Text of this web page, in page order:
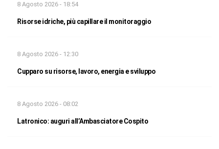
8 Agosto 2026 - 18:54
Risorse idriche, più capillare il monitoraggio
8 Agosto 2026 - 12:30
Cupparo su risorse, lavoro, energia e sviluppo
8 Agosto 2026 - 08:02
Latronico: auguri all’Ambasciatore Cospito